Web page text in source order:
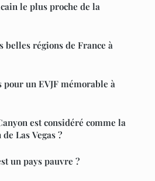
le plus proche de la
belles régions de France à
pour un EVJF mémorable à
est considéré comme la
Las Vegas ?
un pays pauvre ?